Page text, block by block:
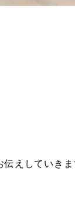
伝えしていき